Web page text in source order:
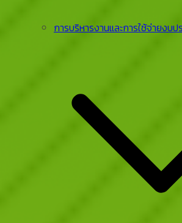
การบริหารงานและการใช้จ่ายงบ